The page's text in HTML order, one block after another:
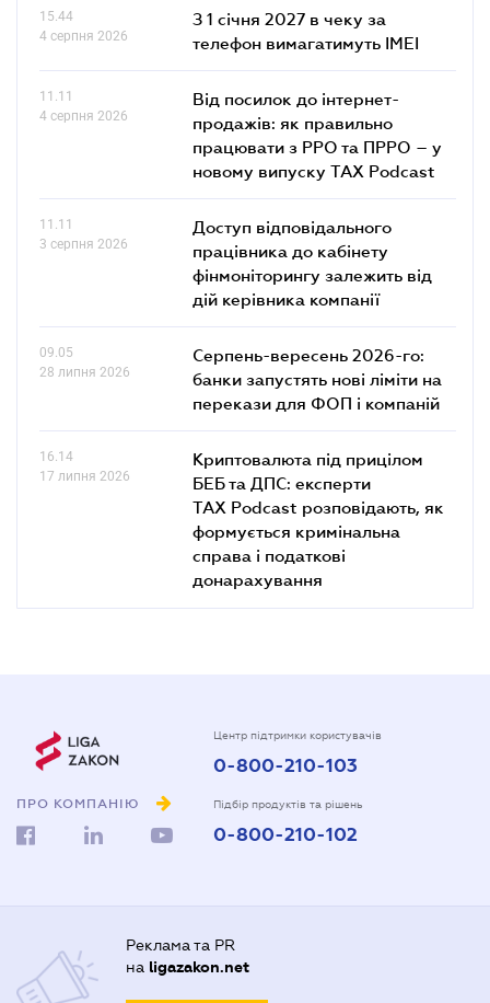
15.44
4 серпня 2026
З 1 січня 2027 в чеку за
телефон вимагатимуть IMEI
11.11
4 серпня 2026
Від посилок до інтернет-
продажів: як правильно
працювати з РРО та ПРРО – у
новому випуску TAX Podcast
11.11
3 серпня 2026
Доступ відповідального
працівника до кабінету
фінмоніторингу залежить від
дій керівника компанії
09.05
28 липня 2026
Серпень-вересень 2026-го:
банки запустять нові ліміти на
перекази для ФОП і компаній
16.14
17 липня 2026
Криптовалюта під прицілом
БЕБ та ДПС: експерти
TAX Podcast розповідають, як
формується кримінальна
справа і податкові
донарахування
ПРО КОМПАНІЮ
Центр підтримки користувачів
0-800-210-103
Підбір продуктів та рішень
0-800-210-102
Реклама та PR
на ligazakon.net